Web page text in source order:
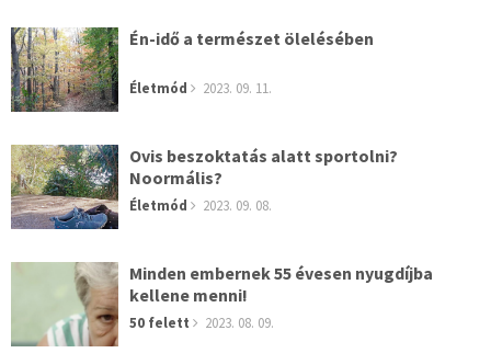
Én-idő a természet ölelésében
Életmód 2023. 09. 11.
Ovis beszoktatás alatt sportolni?
Noormális?
Életmód 2023. 09. 08.
Minden embernek 55 évesen nyugdíjba
kellene menni!
50 felett 2023. 08. 09.